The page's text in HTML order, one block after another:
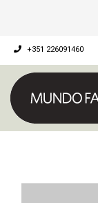
+351 226091460